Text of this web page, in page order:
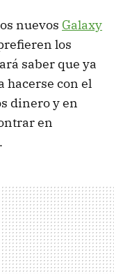
nuevos Galaxy
los
saber que ya
hacerse con el
dinero y en
en
.